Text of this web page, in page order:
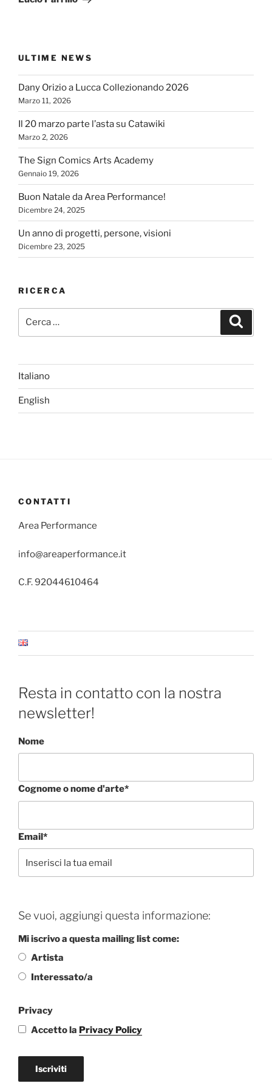
ULTIME NEWS
Dany Orizio a Lucca Collezionando 2026
Marzo 11, 2026
Il 20 marzo parte l’asta su Catawiki
Marzo 2, 2026
The Sign Comics Arts Academy
Gennaio 19, 2026
Buon Natale da Area Performance!
Dicembre 24, 2025
Un anno di progetti, persone, visioni
Dicembre 23, 2025
RICERCA
Italiano
English
CONTATTI
Area Performance
info@areaperformance.it
C.F. 92044610464
Resta in contatto con la nostra
newsletter!
Nome
Cognome o nome d'arte*
Email*
Se vuoi, aggiungi questa informazione:
Mi iscrivo a questa mailing list come:
Artista
Interessato/a
Privacy
Accetto la Privacy Policy
Iscriviti